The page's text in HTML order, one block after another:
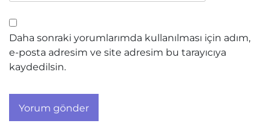
Daha sonraki yorumlarımda kullanılması için adım,
e-posta adresim ve site adresim bu tarayıcıya
kaydedilsin.